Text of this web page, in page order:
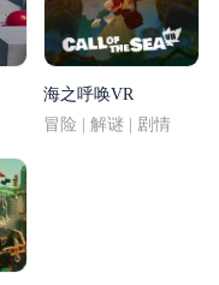
海之呼唤VR
冒险 | 解谜 | 剧情